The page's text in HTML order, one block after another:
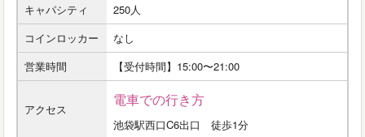
キャパシティ
250人
コインロッカー
なし
営業時間
【受付時間】15:00〜21:00
アクセス
電車での行き方
池袋駅西口C6出口 徒歩1分